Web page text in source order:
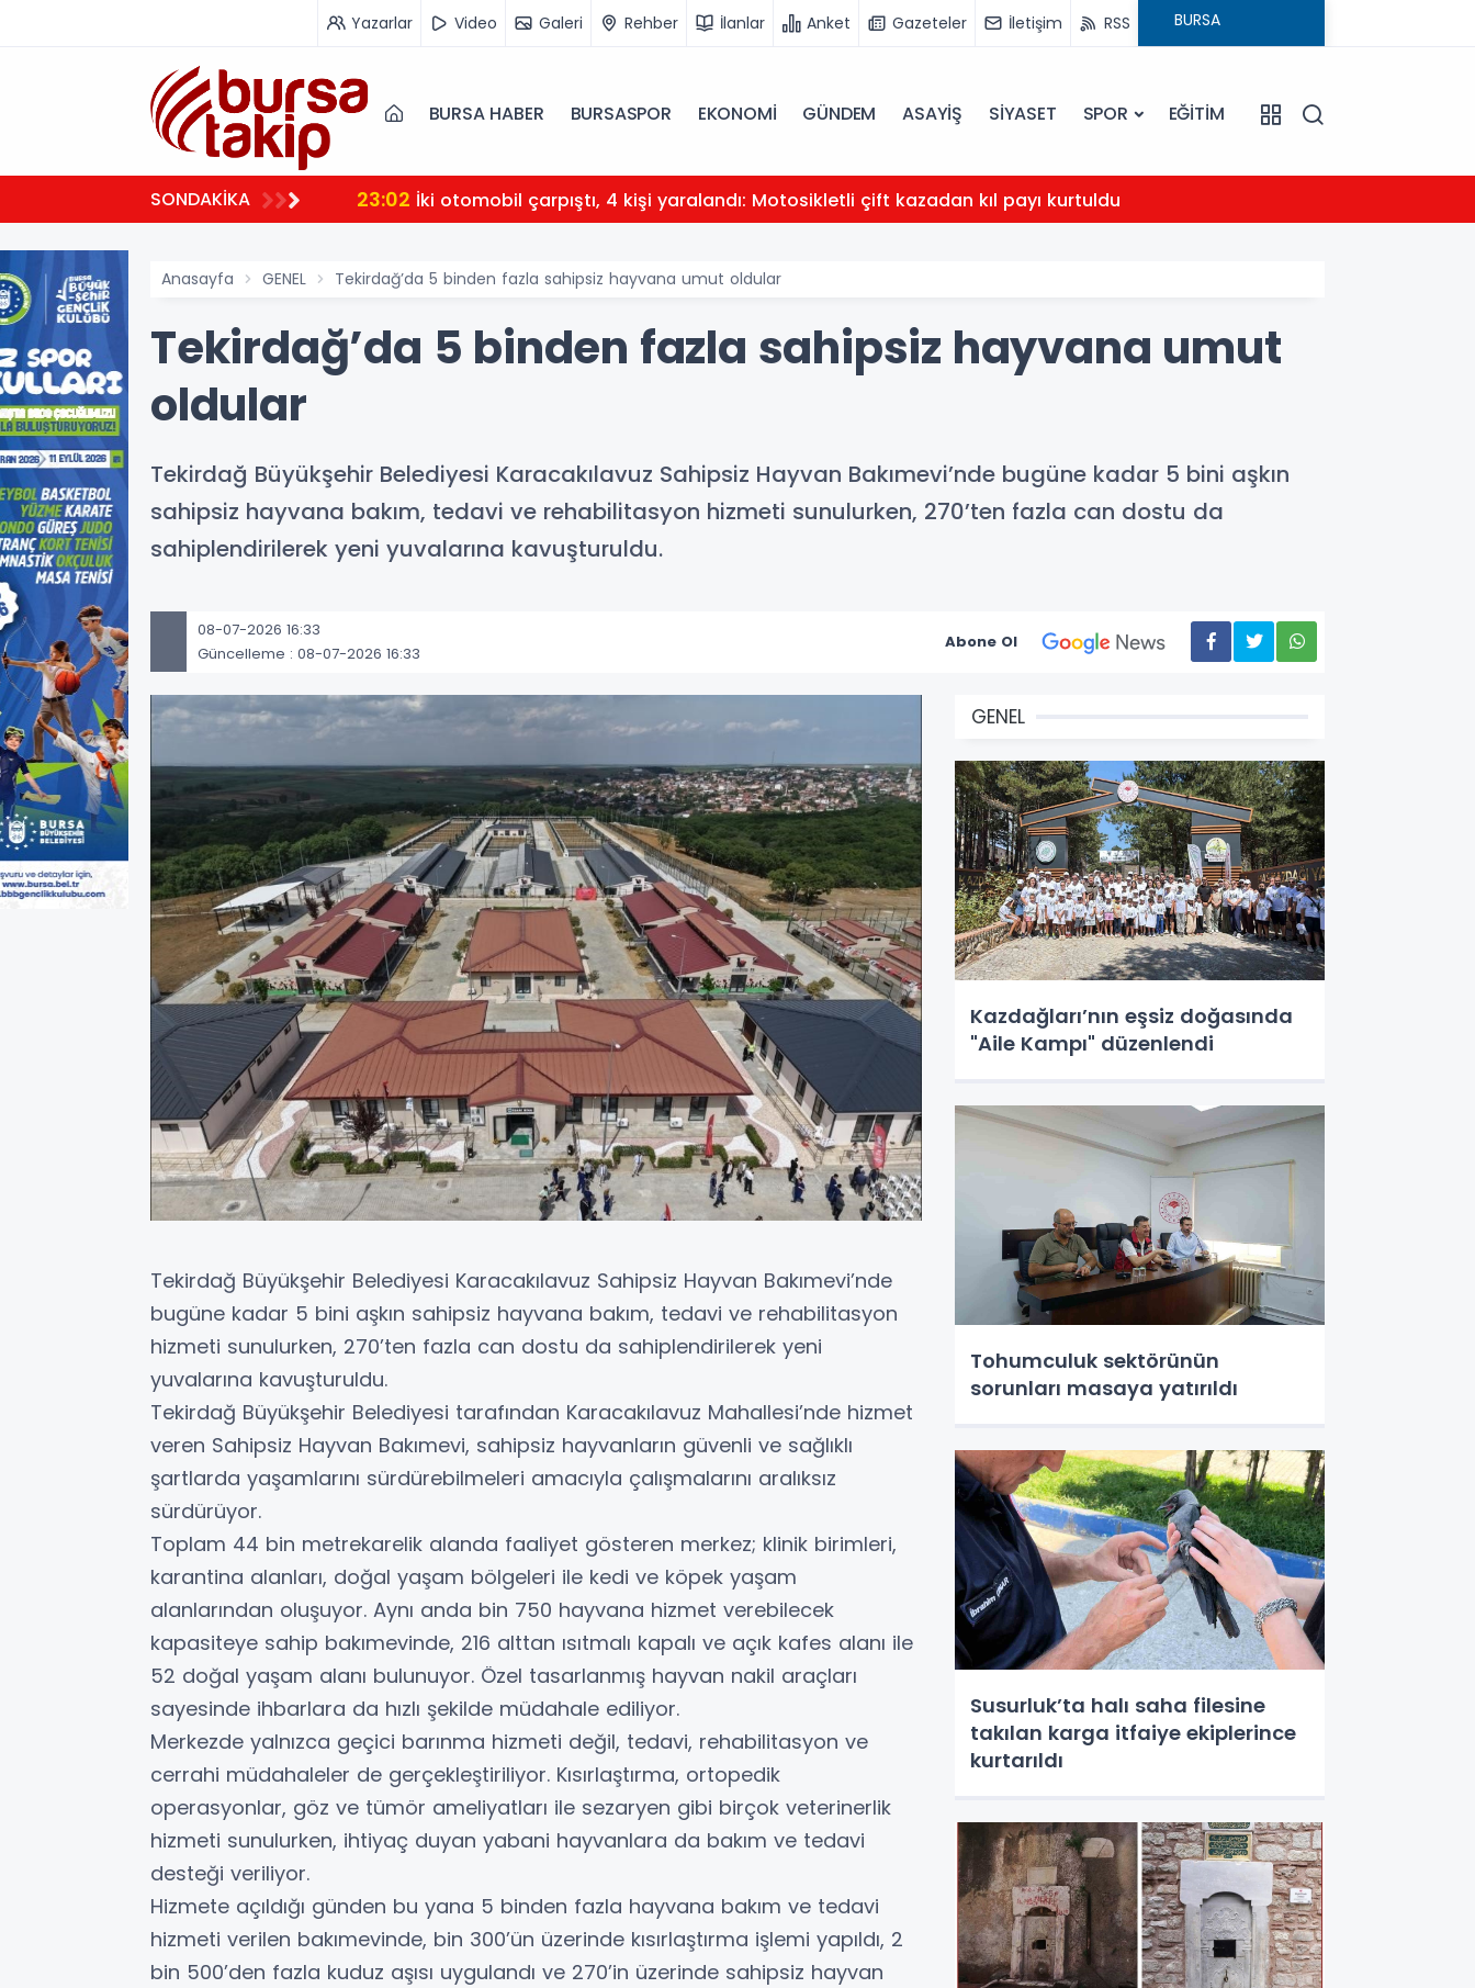
Yazarlar Video Galeri Rehber İlanlar Anket Gazeteler İletişim RSS
BURSA HABER BURSASPOR EKONOMİ GÜNDEM ASAYİŞ SİYASET SPOR EĞİTİM
SONDAKİKA 23:02 İki otomobil çarpıştı, 4 kişi yaralandı: Motosikletli çift kazadan kıl payı kurtuldu
Anasayfa GENEL Tekirdağ’da 5 binden fazla sahipsiz hayvana umut oldular
Tekirdağ’da 5 binden fazla sahipsiz hayvana umut
oldular
Tekirdağ Büyükşehir Belediyesi Karacakılavuz Sahipsiz Hayvan Bakımevi’nde bugüne kadar 5 bini aşkın
sahipsiz hayvana bakım, tedavi ve rehabilitasyon hizmeti sunulurken, 270’ten fazla can dostu da
sahiplendirilerek yeni yuvalarına kavuşturuldu.
08-07-2026 16:33
Güncelleme : 08-07-2026 16:33
Abone Ol
Tekirdağ Büyükşehir Belediyesi Karacakılavuz Sahipsiz Hayvan Bakımevi’nde
bugüne kadar 5 bini aşkın sahipsiz hayvana bakım, tedavi ve rehabilitasyon
hizmeti sunulurken, 270’ten fazla can dostu da sahiplendirilerek yeni
yuvalarına kavuşturuldu.
Tekirdağ Büyükşehir Belediyesi tarafından Karacakılavuz Mahallesi’nde hizmet
veren Sahipsiz Hayvan Bakımevi, sahipsiz hayvanların güvenli ve sağlıklı
şartlarda yaşamlarını sürdürebilmeleri amacıyla çalışmalarını aralıksız
sürdürüyor.
Toplam 44 bin metrekarelik alanda faaliyet gösteren merkez; klinik birimleri,
karantina alanları, doğal yaşam bölgeleri ile kedi ve köpek yaşam
alanlarından oluşuyor. Aynı anda bin 750 hayvana hizmet verebilecek
kapasiteye sahip bakımevinde, 216 alttan ısıtmalı kapalı ve açık kafes alanı ile
52 doğal yaşam alanı bulunuyor. Özel tasarlanmış hayvan nakil araçları
sayesinde ihbarlara da hızlı şekilde müdahale ediliyor.
Merkezde yalnızca geçici barınma hizmeti değil, tedavi, rehabilitasyon ve
cerrahi müdahaleler de gerçekleştiriliyor. Kısırlaştırma, ortopedik
operasyonlar, göz ve tümör ameliyatları ile sezaryen gibi birçok veterinerlik
hizmeti sunulurken, ihtiyaç duyan yabani hayvanlara da bakım ve tedavi
desteği veriliyor.
Hizmete açıldığı günden bu yana 5 binden fazla hayvana bakım ve tedavi
hizmeti verilen bakımevinde, bin 300’ün üzerinde kısırlaştırma işlemi yapıldı, 2
bin 500’den fazla kuduz aşısı uygulandı ve 270’in üzerinde sahipsiz hayvan
GENEL
Kazdağları’nın eşsiz doğasında
"Aile Kampı" düzenlendi
Tohumculuk sektörünün
sorunları masaya yatırıldı
Susurluk’ta halı saha filesine
takılan karga itfaiye ekiplerince
kurtarıldı